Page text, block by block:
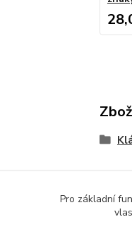
Pro základní